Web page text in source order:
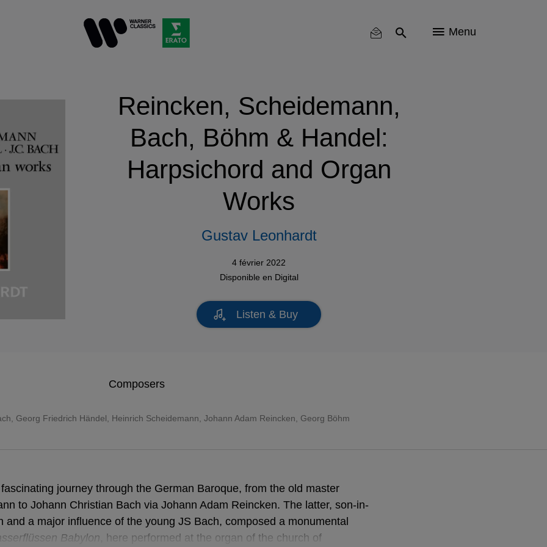
Menu
Reincken, Scheidemann,
Bach, Böhm & Handel:
Harpsichord and Organ
Works
Gustav Leonhardt
4 février 2022
Disponible en Digital
Listen & Buy
Composers
Georg Friedrich Händel , Heinrich Scheidemann, Johann Adam Reincken, Georg Böhm
journey through the German Baroque, from the old master
to Johann Christian Bach via Johann Adam Reincken. The latter, son-in-
and a major influence of the young JS Bach, composed a monumental
Babylon , here performed at the organ of the church of